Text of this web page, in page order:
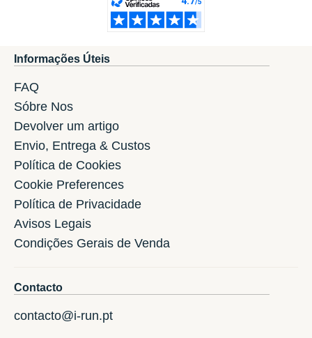
Informações Úteis
FAQ
Sóbre Nos
Devolver um artigo
Envio, Entrega & Custos
Política de Cookies
Cookie Preferences
Política de Privacidade
Avisos Legais
Condições Gerais de Venda
Contacto
contacto@i-run.pt